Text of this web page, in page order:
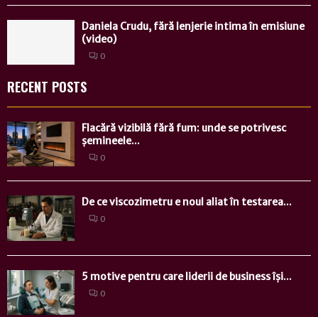
Daniela Crudu, fără lenjerie intima în emisiune
(video)
0
RECENT POSTS
Flacără vizibilă fără fum: unde se potrivesc
șemineele...
0
De ce viscozimetru e noul aliat în testarea...
0
5 motive pentru care liderii de business își...
0